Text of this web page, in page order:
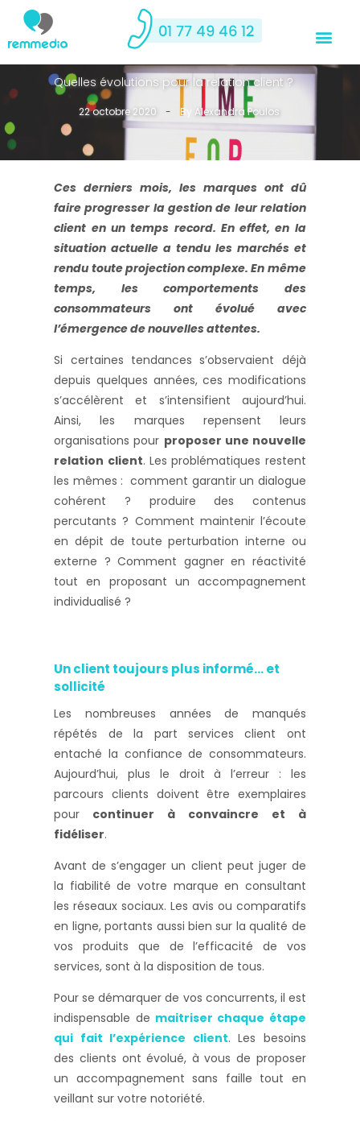
Quelles évolutions pour la relation client ?
22 octobre 2020 - By Alexandra Poulos
Ces derniers mois, les marques ont dû
faire progresser la gestion de leur relation
client en un temps record. En effet, en la
situation actuelle a tendu les marchés et
rendu toute projection complexe. En même
temps, les comportements des
consommateurs ont évolué avec
l’émergence de nouvelles attentes.
Si certaines tendances s’observaient déjà
depuis quelques années, ces modifications
s’accélèrent et s’intensifient aujourd’hui.
Ainsi, les marques repensent leurs
organisations pour proposer une nouvelle
relation client. Les problématiques restent
les mêmes : comment garantir un dialogue
cohérent ? produire des contenus
percutants ? Comment maintenir l’écoute
en dépit de toute perturbation interne ou
externe ? Comment gagner en réactivité
tout en proposant un accompagnement
individualisé ?
Un client toujours plus informé… et
sollicité
Les nombreuses années de manqués
répétés de la part services client ont
entaché la confiance de consommateurs.
Aujourd’hui, plus le droit à l’erreur : les
parcours clients doivent être exemplaires
pour continuer à convaincre et à
fidéliser.
Avant de s’engager un client peut juger de
la fiabilité de votre marque en consultant
les réseaux sociaux. Les avis ou comparatifs
en ligne, portants aussi bien sur la qualité de
vos produits que de l’efficacité de vos
services, sont à la disposition de tous.
Pour se démarquer de vos concurrents, il est
indispensable de maitriser chaque étape
qui fait l’expérience client. Les besoins
des clients ont évolué, à vous de proposer
un accompagnement sans faille tout en
veillant sur votre notoriété.